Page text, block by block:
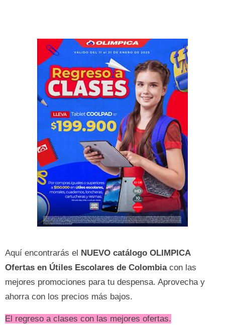
Aquí encontrarás el NUEVO catálogo OLIMPICA
Ofertas en Útiles Escolares de Colombiacon las
mejores promociones para tu despensa. Aprovecha y
ahorra con los precios más bajos.
El regreso a clases con las mejores ofertas.